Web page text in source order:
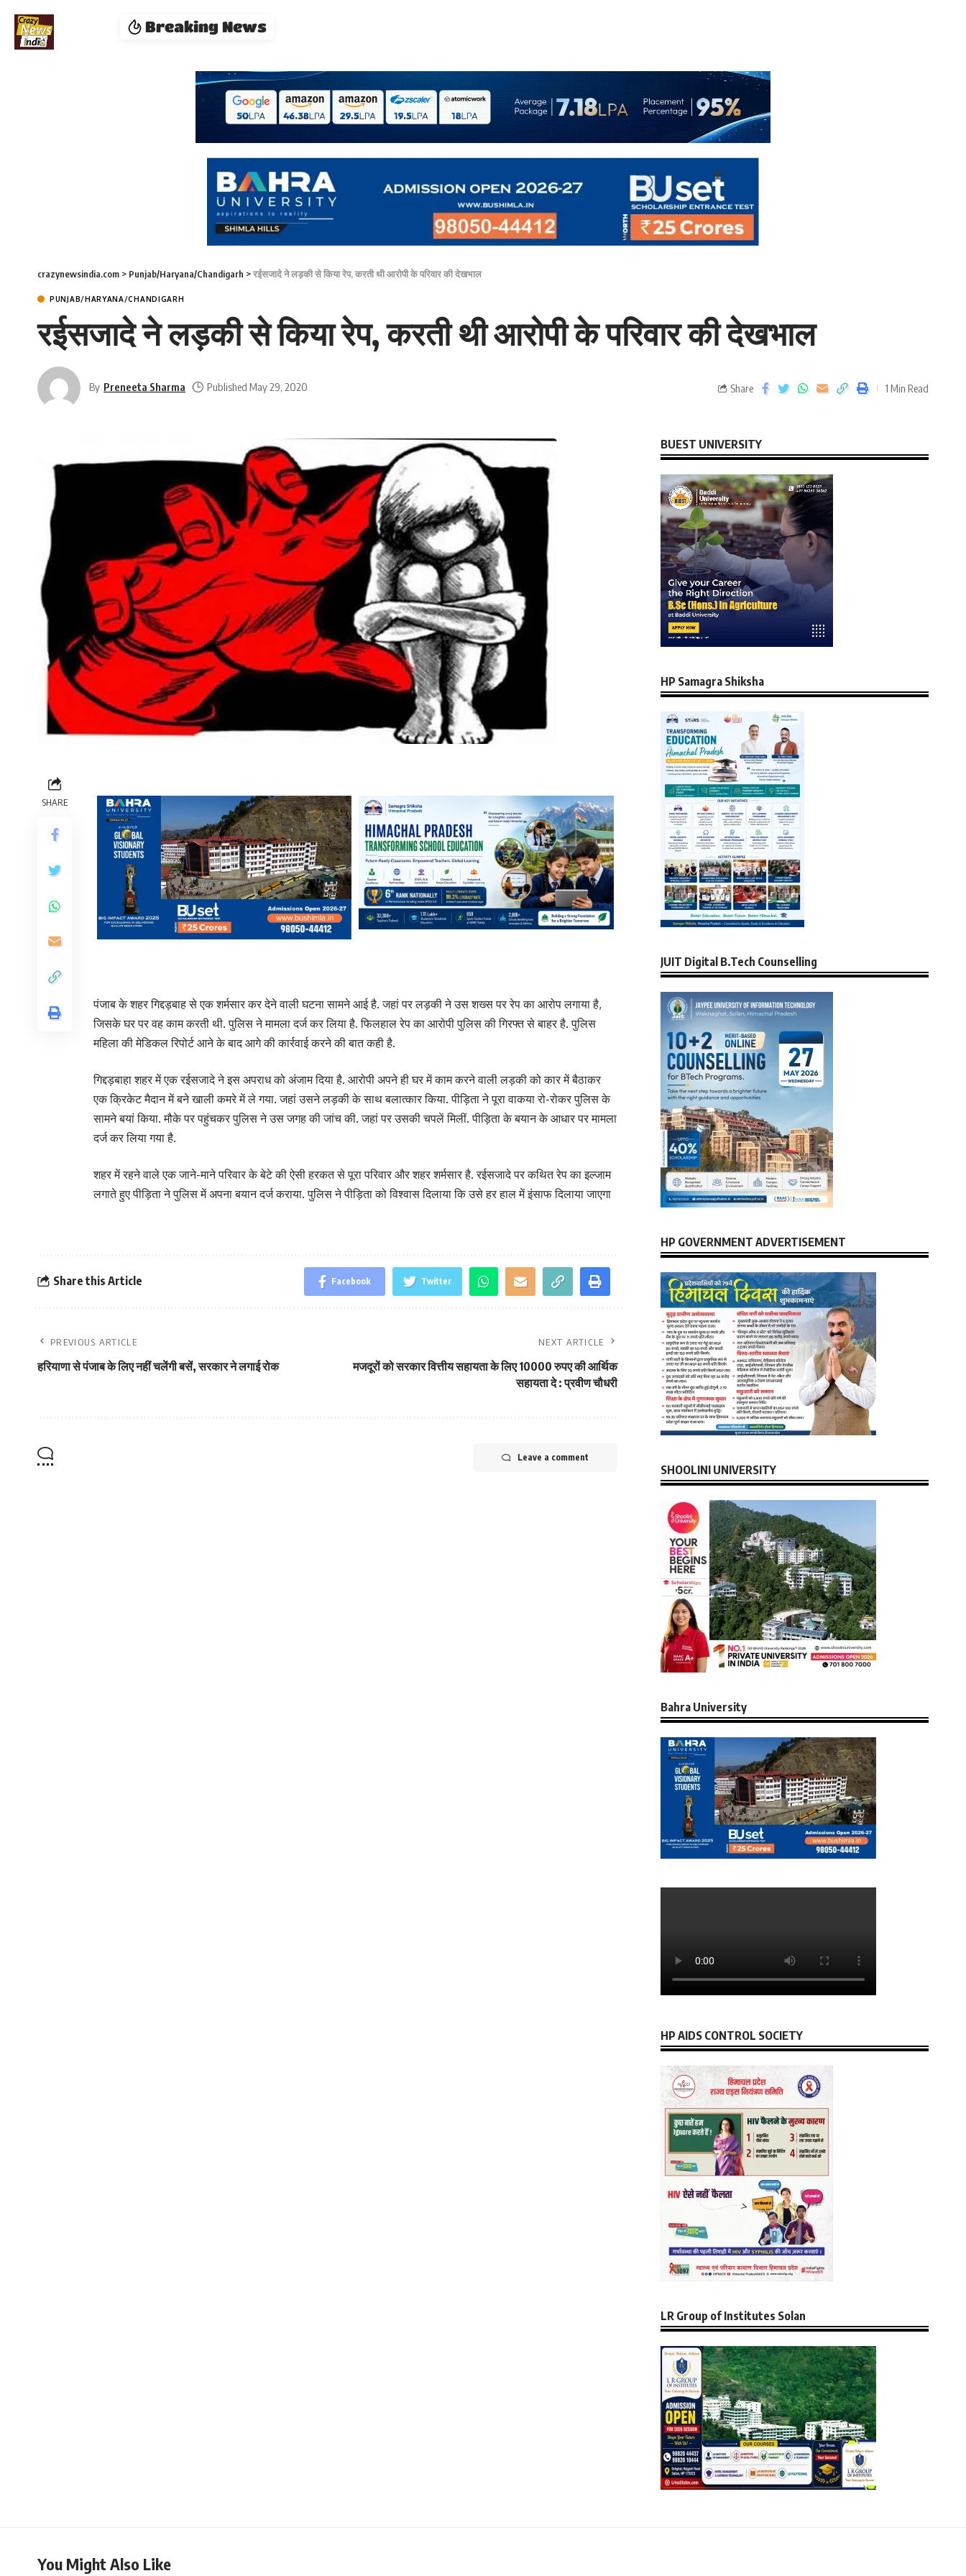
Breaking News
crazynewsindia.com > Punjab/Haryana/Chandigarh >रईसजादे ने लड़की से क‍िया रेप, करती थी आरोपी के पर‍िवार की देखभाल
PUNJAB/HARYANA/CHANDIGARH
रईसजादे ने लड़की से क‍िया रेप, करती थी आरोपी के पर‍िवार की देखभाल
By Preneeta Sharma Published May 29, 2020 Share 1 Min Read
SHARE
पंजाब के शहर गिद्दड़बाह से एक शर्मसार कर देने वाली घटना सामने आई है. जहां पर लड़की ने उस शख्स पर रेप का आरोप लगाया है,
ज‍िसके घर पर वह काम करती थी. पुलिस ने मामला दर्ज कर लिया है. फिलहाल रेप का आरोपी पुलिस की गिरफ्त से बाहर है. पुलिस
मह‍ि‍ला की मेडिकल रिपोर्ट आने के बाद आगे की कार्रवाई करने की बात कही है.
गिद्दड़बाहा शहर में एक रईसजादे ने इस अपराध को अंजाम दि‍या है. आरोपी अपने ही घर में काम करने वाली लड़की को कार में बैठाकर
एक क्रिकेट मैदान में बने खाली कमरे में ले गया. जहां उसने लड़की के साथ बलात्कार किया. पीड़िता ने पूरा वाकया रो-रोकर पुल‍िस के
सामने बयां क‍िया. मौके पर पहुंचकर पुलिस ने उस जगह की जांच की. जहां पर उसकी चपलें मिलीं. पीड़िता के बयान के आधार पर मामला
दर्ज कर लिया गया है.
शहर में रहने वाले एक जाने-माने परिवार के बेटे की ऐसी हरकत से पूरा परिवार और शहर शर्मसार है. रईसजादे पर कथित रेप का इल्जाम
लगाते हुए पीड़िता ने पुलिस में अपना बयान दर्ज कराया. पुलिस ने पीड़िता को विश्वास दिलाया कि उसे हर हाल में इंसाफ दिलाया जाएगा
Share this Article Facebook Twitter
PREVIOUS ARTICLE
हरियाणा से पंजाब के लिए नहीं चलेंगी बसें, सरकार ने लगाई रोक
NEXT ARTICLE
मजदूरों को सरकार वित्तीय सहायता के लिए 10000 रुपए की आर्थिक
सहायता दे : प्रवीण चौधरी
Leave a comment
BUEST UNIVERSITY
HP Samagra Shiksha
JUIT Digital B.Tech Counselling
HP GOVERNMENT ADVERTISEMENT
SHOOLINI UNIVERSITY
Bahra University
HP AIDS CONTROL SOCIETY
LR Group of Institutes Solan
You Might Also Like